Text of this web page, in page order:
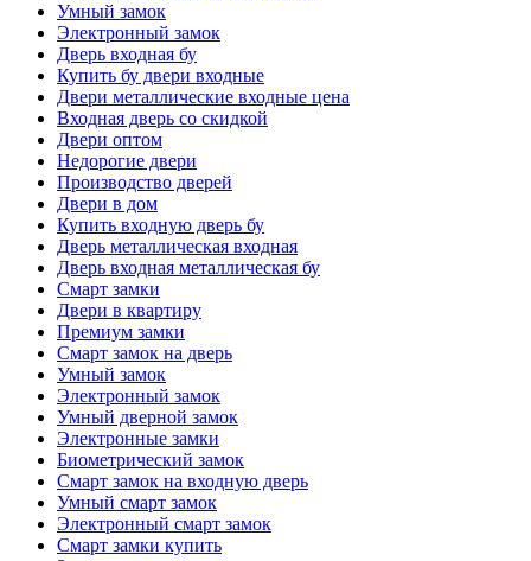
Умный замок
Электронный замок
Дверь входная бу
Купить бу двери входные
Двери металлические входные цена
Входная дверь со скидкой
Двери оптом
Недорогие двери
Производство дверей
Двери в дом
Купить входную дверь бу
Дверь металлическая входная
Дверь входная металлическая бу
Смарт замки
Двери в квартиру
Премиум замки
Смарт замок на дверь
Умный замок
Электронный замок
Умный дверной замок
Электронные замки
Биометрический замок
Смарт замок на входную дверь
Умный смарт замок
Электронный смарт замок
Смарт замки купить